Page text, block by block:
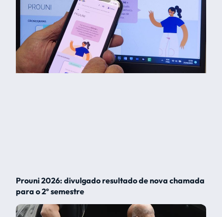
Prouni 2026: divulgado resultado de nova chamada
para o 2º semestre